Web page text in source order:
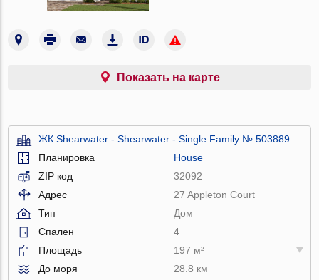
Показать на карте
ЖК Shearwater - Shearwater - Single Family № 503889
Планировка
House
ZIP код
32092
Адрес
27 Appleton Court
Тип
Дом
Спален
4
Площадь
197 м²
До моря
28.8 км